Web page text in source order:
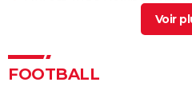
est l'attaquant français du
FOOTBALL